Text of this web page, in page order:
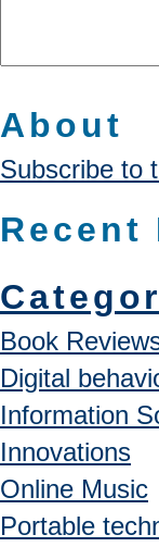
About
Subscribe to
Recent
Book
Digital
Information
Innovations
Online Music
Portable